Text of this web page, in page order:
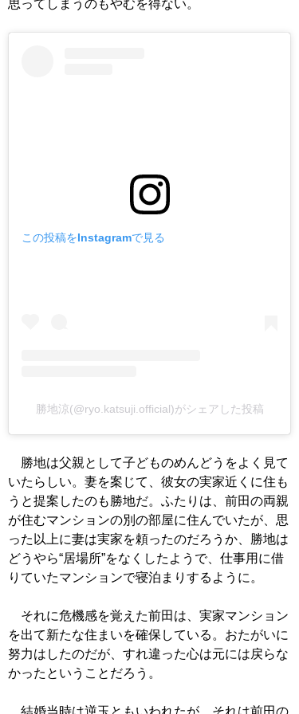
思ってしまうのもやむを得ない。
この投稿をInstagramで見る
勝地涼(@ryo.katsuji.official)がシェアした投稿
勝地は父親として子どものめんどうをよく見て
いたらしい。妻を案じて、彼女の実家近くに住も
うと提案したのも勝地だ。ふたりは、前田の両親
が住むマンションの別の部屋に住んでいたが、思
った以上に妻は実家を頼ったのだろうか、勝地は
どうやら“居場所”をなくしたようで、仕事用に借
りていたマンションで寝泊まりするように。
それに危機感を覚えた前田は、実家マンション
を出て新たな住まいを確保している。おたがいに
努力はしたのだが、すれ違った心は元には戻らな
かったということだろう。
結婚当時は逆玉ともいわれたが、それは前田の